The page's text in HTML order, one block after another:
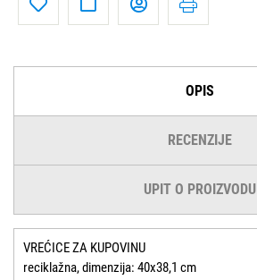
OPIS
RECENZIJE
UPIT O PROIZVODU
VREĆICE ZA KUPOVINU
reciklažna, dimenzija: 40x38,1 cm